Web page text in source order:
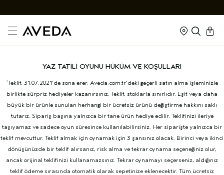
cart
0
kapalı
YAZ TATİLİ OYUNU HÜKÜM VE KOŞULLARI
*Teklif, 31.07.2021'de sona erer. Aveda.com.tr'deki geçerli satın alma işleminizle
birlikte sürpriz hediyeler kazanırsınız. Teklif, stoklarla sınırlıdır. Eşit veya daha
büyük bir ürünle sunulan herhangi bir ücretsiz ürünü değiştirme hakkını saklı
tutarız. Sipariş başına yalnızca bir tane ürün hediye edilir. Teklifinizi ileriye
taşıyamaz ve sadece oyun süresince kullanılabilirsiniz. Her siparişte yalnızca bir
teklif mevcuttur. Teklif almak için oynamak için 3 şansınız olacak. Birinci veya ikinci
dönüşünüzde bir teklif alırsanız, risk alma ve tekrar oynama seçeneğiniz olur,
ancak orijinal teklifinizi kullanamazsınız. Tekrar oynamayı seçerseniz, aldığınız
teklif ödeme sırasında otomatik olarak sepetinize eklenecektir. Tüm ücretsiz